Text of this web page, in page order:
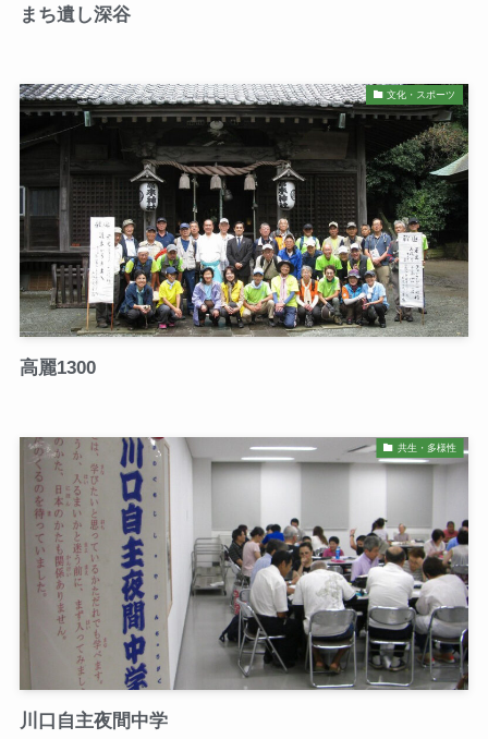
まち遺し深谷
文化・スポーツ
高麗1300
共生・多様性
川口自主夜間中学